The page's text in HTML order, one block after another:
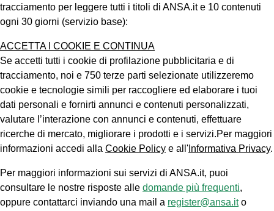
tracciamento per leggere tutti i titoli di ANSA.it e 10 contenuti
ogni 30 giorni (servizio base):
ACCETTA I COOKIE E CONTINUA
Se accetti tutti i cookie di profilazione pubblicitaria e di
tracciamento, noi e 750 terze parti selezionate utilizzeremo
cookie e tecnologie simili per raccogliere ed elaborare i tuoi
dati personali e fornirti annunci e contenuti personalizzati,
valutare l’interazione con annunci e contenuti, effettuare
ricerche di mercato, migliorare i prodotti e i servizi.Per maggiori
informazioni accedi alla Cookie Policy e all' Informativa Privacy.
Per maggiori informazioni sui servizi di ANSA.it, puoi
consultare le nostre risposte alle domande più frequenti,
oppure contattarci inviando una mail a register@ansa.ito